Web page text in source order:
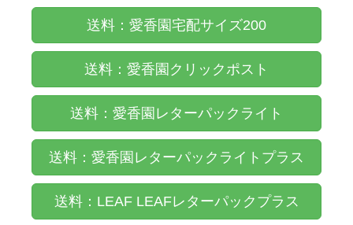
送料：愛香園宅配サイズ200
送料：愛香園クリックポスト
送料：愛香園レターパックライト
送料：愛香園レターパックライトプラス
送料：LEAF LEAFレターパックプラス